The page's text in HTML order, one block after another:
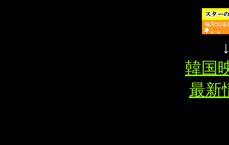
韓国
最新